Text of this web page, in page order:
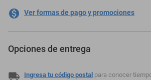
Ver formas de pago y promociones
Opciones de entrega
Ingresa tu código postal para conocer